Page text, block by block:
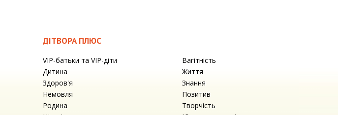
ДІТВОРА ПЛЮС
VIP-батьки та VIP-діти
Вагітність
Дитина
Життя
Здоров'я
Знання
Немовля
Позитив
Родина
Творчість